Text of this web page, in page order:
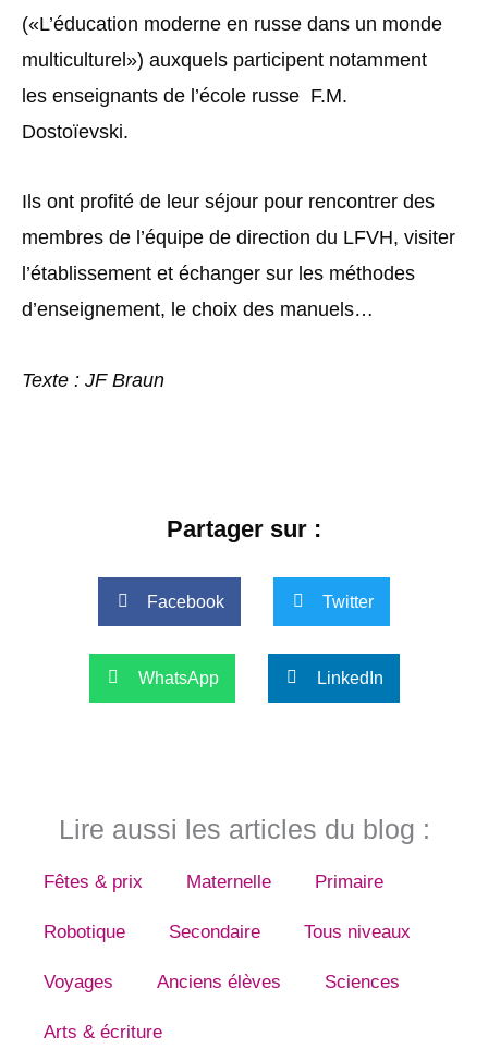
(«L’éducation moderne en russe dans un monde
multiculturel») auxquels participent notamment
les enseignants de l’école russe F.M.
Dostoïevski.
Ils ont profité de leur séjour pour rencontrer des
membres de l’équipe de direction du LFVH, visiter
l’établissement et échanger sur les méthodes
d’enseignement, le choix des manuels…
Texte : JF Braun
Partager sur :
Facebook Twitter
WhatsApp LinkedIn
Lire aussi les articles du blog :
Fêtes & prix Maternelle Primaire
Robotique Secondaire Tous niveaux
Voyages Anciens élèves Sciences
Arts & écriture